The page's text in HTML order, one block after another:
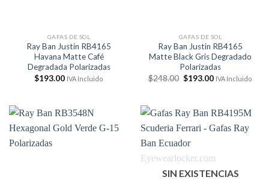
GAFAS DE SOL
Ray Ban Justin RB4165
Havana Matte Café
Degradada Polarizadas
$193.00 IVA Incluido
GAFAS DE SOL
Ray Ban Justin RB4165
Matte Black Gris Degradado
Polarizadas
$248.00 El
$248.00.
$193.00El
$193.00.
IVA Incluido
SIN EXISTENCIAS